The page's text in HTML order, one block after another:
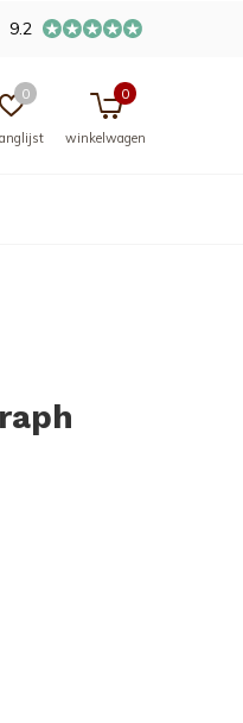
0
winkelwagen
0
9.2